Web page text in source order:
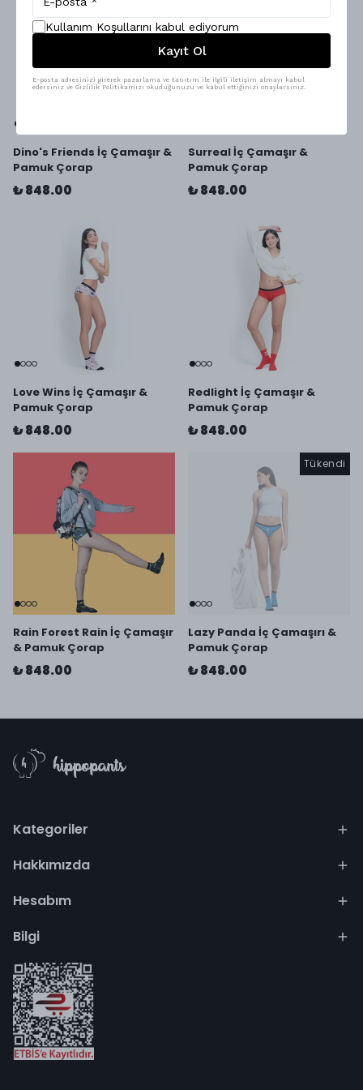
Dino's Friends İç Çamaşır &
Pamuk Çorap
₺ 848.00
Surreal İç Çamaşır &
Pamuk Çorap
₺ 848.00
Love Wins İç Çamaşır &
Pamuk Çorap
₺ 848.00
Redlight İç Çamaşır &
Pamuk Çorap
₺ 848.00
Rain Forest Rain İç Çamaşır
& Pamuk Çorap
₺ 848.00
Tükendi
Lazy Panda İç Çamaşırı &
Pamuk Çorap
₺ 848.00
Kategoriler
Hakkımızda
Hesabım
Bilgi
Kullanım Koşullarını kabul ediyorum
Kayıt Ol
E-posta adresinizi girerek pazarlama ve tanıtım ile ilgili iletişim almayı kabul
edersiniz ve Gizlilik Politikamızı okuduğunuzu ve kabul ettiğinizi onaylarsınız.